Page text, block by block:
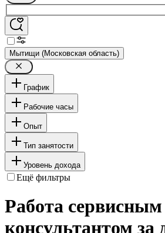
Мытищи (Московская область)
График
Рабочие часы
Опыт
Тип занятости
Уровень дохода
Ещё фильтры
Работа сервисным
консультантом за